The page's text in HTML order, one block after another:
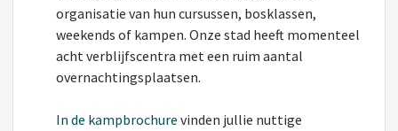
organisatie van hun cursussen, bosklassen,
weekends of kampen. Onze stad heeft momenteel
acht verblijfscentra met een ruim aantal
overnachtingsplaatsen.
In de kampbrochure vinden jullie nuttige